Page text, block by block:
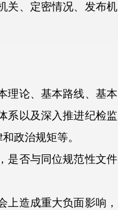
关、定密情况、发布机
论、基本路线、基本
系以及深入推进纪检监
政治规矩等。
是否与同位规范性文件
造成重大负面影响，